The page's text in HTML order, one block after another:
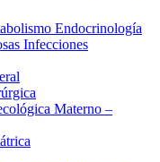
Endocrinología
Infecciones
Materno –